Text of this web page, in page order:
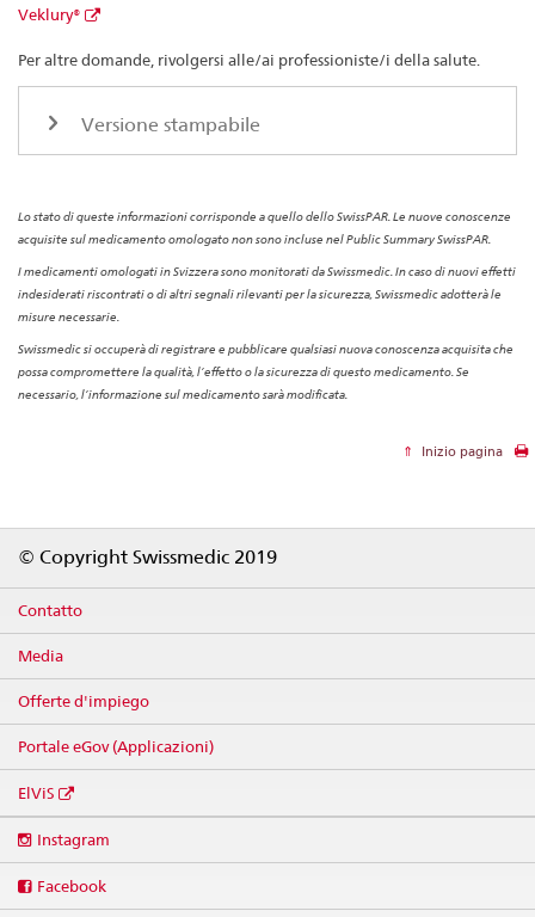
Veklury®
Per altre domande, rivolgersi alle/ai professioniste/i della salute.
Versione stampabile
Lo stato di queste informazioni corrisponde a quello dello SwissPAR. Le nuove conoscenze
acquisite sul medicamento omologato non sono incluse nel Public Summary SwissPAR.
I medicamenti omologati in Svizzera sono monitorati da Swissmedic. In caso di nuovi effetti
indesiderati riscontrati o di altri segnali rilevanti per la sicurezza, Swissmedic adotterà le
misure necessarie.
Swissmedic si occuperà di registrare e pubblicare qualsiasi nuova conoscenza acquisita che
possa compromettere la qualità, l’effetto o la sicurezza di questo medicamento. Se
necessario, l’informazione sul medicamento sarà modificata.
Inizio pagina
© Copyright Swissmedic 2019
Contatto
Media
Offerte d'impiego
Portale eGov (Applicazioni)
ElViS
media
Instagram
Facebook